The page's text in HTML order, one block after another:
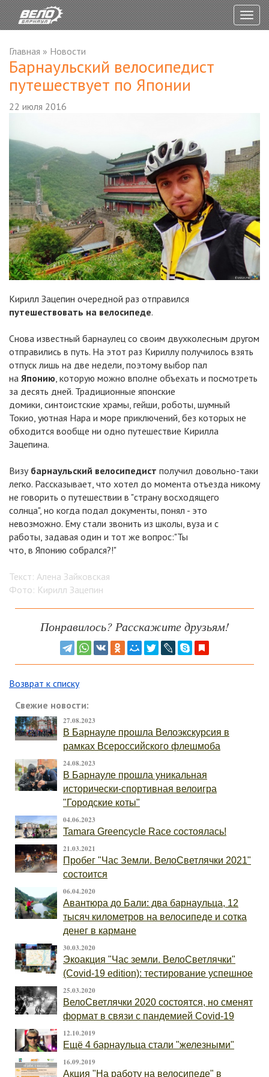
Главная » Новости
Барнаульский велосипедист
путешествует по Японии
22 июля 2016
Кирилл Зацепин очередной раз отправился
путешествовать на велосипеде.
Снова известный барнаулец со своим двухколесным другом
отправились в путь. На этот раз Кириллу получилось взять
отпуск лишь на две недели, поэтому выбор пал
на Японию, которую можно вполне объехать и посмотреть
за десять дней. Традиционные японские
домики, синтоистские храмы, гейши, роботы, шумный
Токио, уютная Нара и море приключений, без которых не
обходится вообще ни одно путешествие Кирилла
Зацепина.
Визу барнаульский велосипедист получил довольно-таки
легко. Рассказывает, что хотел до момента отъезда никому
не говорить о путешествии в "страну восходящего
солнца", но когда подал документы, понял - это
невозможно. Ему стали звонить из школы, вуза и с
работы, задавая один и тот же вопрос:"Ты
что, в Японию собрался?!"
Текст: Алена Зайковская
Фото: Кирилл Зацепин
Понравилось? Расскажите друзьям!
Возврат к списку
Свежие новости:
27.08.2023
В Барнауле прошла Велоэкскурсия в
рамках Всероссийского флешмоба
24.08.2023
В Барнауле прошла уникальная
исторически-спортивная велоигра
"Городские коты"
04.06.2023
Tamara Greencycle Race состоялась!
21.03.2021
Пробег "Час Земли. ВелоСветлячки 2021"
состоится
06.04.2020
Авантюра до Бали: два барнаульца, 12
тысяч километров на велосипеде и сотка
денег в кармане
30.03.2020
Экоакция "Час земли. ВелоСветлячки"
(Covid-19 edition): тестирование успешное
25.03.2020
ВелоСветлячки 2020 состоятся, но сменят
формат в связи с пандемией Covid-19
12.10.2019
Ещё 4 барнаульца стали "железными"
16.09.2019
Акция "На работу на велосипеде" в